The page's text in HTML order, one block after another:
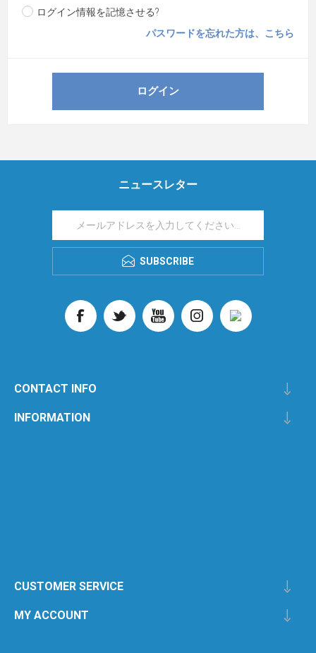
ログイン情報を記憶させる?
パスワードを忘れた方は、こちら
ニュースレター
SUBSCRIBE
CONTACT INFO
INFORMATION
CUSTOMER SERVICE
MY ACCOUNT